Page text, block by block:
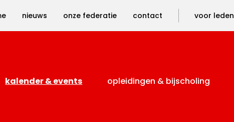
nieuws onze federatie contact voor leden
kalender & events opleidingen & bijscholing